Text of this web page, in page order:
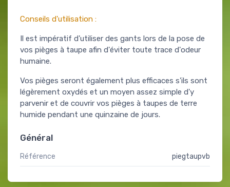
Conseils d'utilisation :
Il est impératif d'utiliser des gants lors de la pose de
vos pièges à taupe afin d'éviter toute trace d'odeur
humaine.
Vos pièges seront également plus efficaces s'ils sont
légèrement oxydés et un moyen assez simple d'y
parvenir et de couvrir vos pièges à taupes de terre
humide pendant une quinzaine de jours.
Général
Référence piegtaupvb